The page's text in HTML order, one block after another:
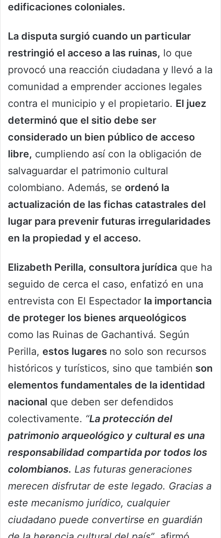
edificaciones coloniales.
La disputa surgió cuando un particular
restringió el acceso a las ruinas, lo que
provocó una reacción ciudadana y llevó a la
comunidad a emprender acciones legales
contra el municipio y el propietario. El juez
determinó que el sitio debe ser
considerado un bien público de acceso
libre, cumpliendo así con la obligación de
salvaguardar el patrimonio cultural
colombiano. Además, se ordenó la
actualización de las fichas catastrales del
lugar para prevenir futuras irregularidades
en la propiedad y el acceso.
Elizabeth Perilla, consultora jurídica que ha
seguido de cerca el caso, enfatizó en una
entrevista con El Espectador la importancia
de proteger los bienes arqueológicos
como las Ruinas de Gachantivá. Según
Perilla, estos lugares no solo son recursos
históricos y turísticos, sino que también son
elementos fundamentales de la identidad
nacional que deben ser defendidos
colectivamente. “La protección del
patrimonio arqueológico y cultural es una
responsabilidad compartida por todos los
colombianos. Las futuras generaciones
merecen disfrutar de este legado. Gracias a
este mecanismo jurídico, cualquier
ciudadano puede convertirse en guardián